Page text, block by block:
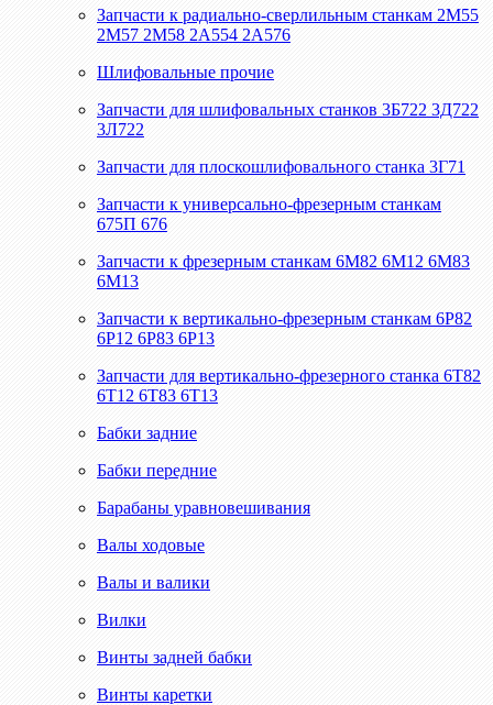
Запчасти к радиально-сверлильным станкам 2М55
2М57 2М58 2А554 2А576
Шлифовальные прочие
Запчасти для шлифовальных станков 3Б722 3Д722
3Л722
Запчасти для плоскошлифовального станка 3Г71
Запчасти к универсально-фрезерным станкам
675П 676
Запчасти к фрезерным станкам 6М82 6М12 6М83
6М13
Запчасти к вертикально-фрезерным станкам 6Р82
6Р12 6Р83 6Р13
Запчасти для вертикально-фрезерного станка 6Т82
6Т12 6Т83 6Т13
Бабки задние
Бабки передние
Барабаны уравновешивания
Валы ходовые
Валы и валики
Вилки
Винты задней бабки
Винты каретки